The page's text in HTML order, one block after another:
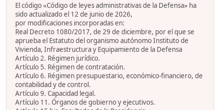
El código «Código de leyes administrativas de la Defensa» ha
sido actualizado el 12 de junio de 2026,
por modificaciones incorporadas en:
Real Decreto 1080/2017, de 29 de diciembre, por el que se
aprueba el Estatuto del organismo autónomo Instituto de
Vivienda, Infraestructura y Equipamiento de la Defensa
Artículo 2. Régimen jurídico.
Artículo 5. Régimen de contratación.
Artículo 6. Régimen presupuestario, económico-financiero, de
contabilidad y de control.
Artículo 9. Capacidad legal.
Artículo 11. Órganos de gobierno y ejecutivos.